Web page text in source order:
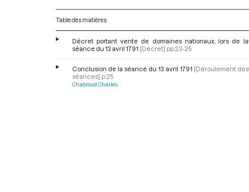
Table des matières
Décret portant vente de domaines nationaux, lors de la
séance du 13 avril 1791 [Décret] pp.23-25
Conclusion de la séance du 13 avril 1791 [Déroulement des
séances] p.25
Chabroud Charles